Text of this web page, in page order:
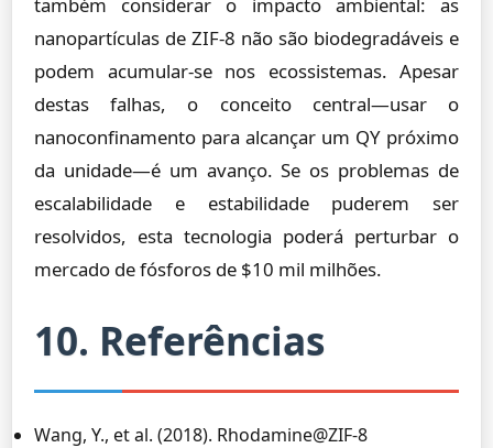
nanopartículas de ZIF-8 não são biodegradáveis e
podem acumular-se nos ecossistemas. Apesar
destas falhas, o conceito central—usar o
nanoconfinamento para alcançar um QY próximo
da unidade—é um avanço. Se os problemas de
escalabilidade e estabilidade puderem ser
resolvidos, esta tecnologia poderá perturbar o
mercado de fósforos de $10 mil milhões.
10. Referências
Wang, Y., et al. (2018). Rhodamine@ZIF-8